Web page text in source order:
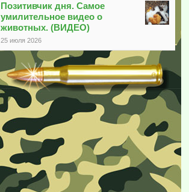
Позитивчик дня. Самое
умилительное видео о
животных. (ВИДЕО)
25 июля 2026